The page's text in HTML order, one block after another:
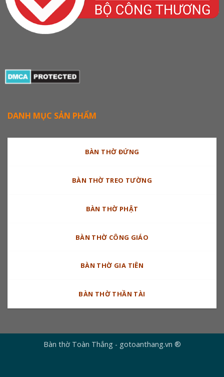
DANH MỤC SẢN PHẨM
BÀN THỜ ĐỨNG
BÀN THỜ TREO TƯỜNG
BÀN THỜ PHẬT
BÀN THỜ CÔNG GIÁO
BÀN THỜ GIA TIÊN
BÀN THỜ THẦN TÀI
Bàn thờ Toàn Thắng - gotoanthang.vn ®